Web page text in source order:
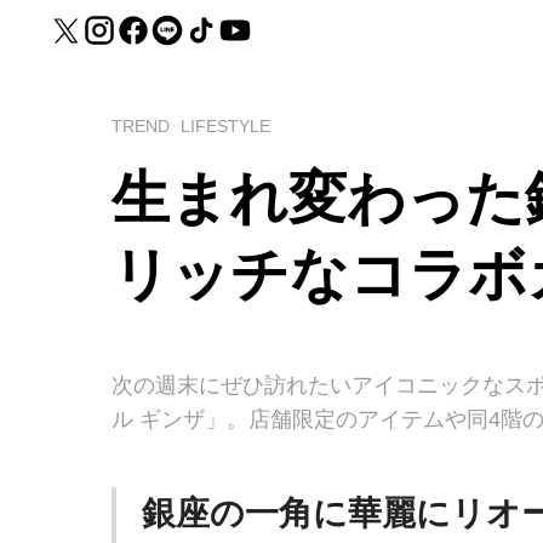
TREND LIFESTYLE
生まれ変わっ
リッチなコラ
次の週末にぜひ訪れたいアイコニックなス
ル ギンザ」。店舗限定のアイテムや同4階
銀座の一角に華麗にリオ